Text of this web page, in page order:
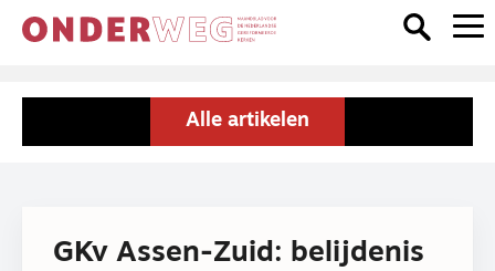
Alle artikelen
GKv Assen-Zuid: belijdenis